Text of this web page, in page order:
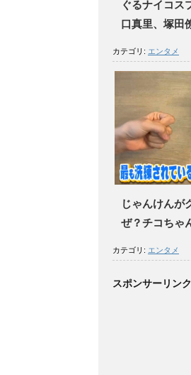
ぐるナイコス
口真里、塚田
カテゴリ: エンタメ
じゃんけんが
ぜ？チコちゃ
カテゴリ: エンタメ
スポンサーリンク